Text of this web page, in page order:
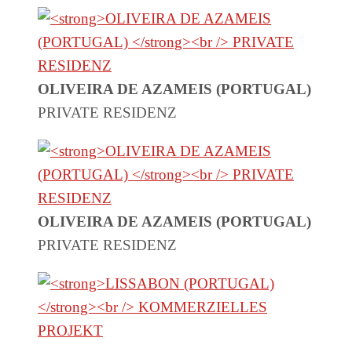
OLIVEIRA DE AZAMEIS (PORTUGAL)
PRIVATE RESIDENZ
OLIVEIRA DE AZAMEIS (PORTUGAL)
PRIVATE RESIDENZ